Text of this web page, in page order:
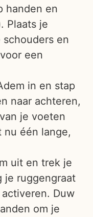
handen en
Plaats je
en
een
in en stap
naar achteren,
je voeten
nu één lange,
uit en trek je
je ruggengraat
Duw
om je